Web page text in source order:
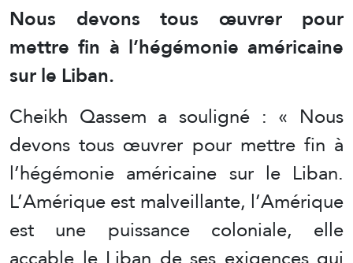
Nous devons tous œuvrer pour
mettre fin à l’hégémonie américaine
sur le Liban.
Cheikh Qassem a souligné : « Nous
devons tous œuvrer pour mettre fin à
l’hégémonie américaine sur le Liban.
L’Amérique est malveillante, l’Amérique
est une puissance coloniale, elle